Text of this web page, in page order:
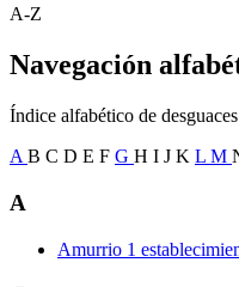
A-Z
Navegación
Índice alfabético de
A B C D E F G H I J K L M
A
Amurrio 1